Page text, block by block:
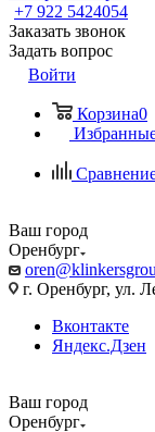
+7 922 5424054
Заказать звонок
Задать вопрос
Войти
Корзина0
Ваш город
Оренбург
г. Оренбург, ул.
Вконтакте
Яндекс.Дзен
Ваш город
Оренбург